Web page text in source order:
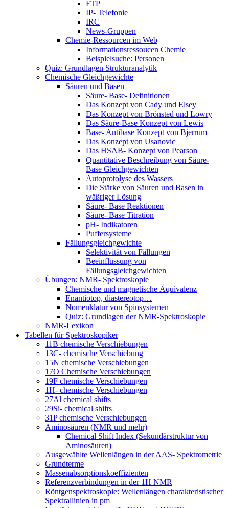
FTP
IP- Telefonie
IRC
News-Gruppen
Chemie-Ressourcen im Web
Informationsressoucen Chemie
Beispielsuche: Personen
Quiz: Grundlagen Strukturanalytik
Chemische Gleichgewichte
Säuren und Basen
Säure- Base- Definitionen
Das Konzept von Cady und Elsey
Das Konzept von Brönsted und Lowry
Das Säure-Base Konzept von Lewis
Base- Antibase Konzept von Bjerrum
Das Konzept von Usanovic
Das HSAB- Konzept von Pearson
Quantitative Beschreibung von Säure-
Base Gleichgewichten
Autoprotolyse des Wassers
Die Stärke von Säuren und Basen in
wäßriger Lösung
Säure- Base Reaktionen
Säure- Base Titration
pH- Indikatoren
Puffersysteme
Fällungsgleichgewichte
Selektivität von Fällungen
Beeinflussung von
Fällungsgleichgewichten
Übungen: NMR- Spektroskopie
Chemische und magnetische Äquivalenz
Enantiotop, diastereotop…
Nomenklatur von Spinsystemen
Quiz: Grundlagen der NMR-Spektroskopie
NMR-Lexikon
Tabellen für Spektroskopiker
11B chemische Verschiebungen
13C- chemische Verschiebung
15N chemische Verschiebungen
17O Chemische Verschiebungen
19F chemische Verschiebungen
1H- chemische Verschiebungen
27Al chemical shifts
29Si- chemical shifts
31P chemische Verschiebungen
Aminosäuren (NMR und mehr)
Chemical Shift Index (Sekundärstruktur von
Aminosäuren)
Ausgewählte Wellenlängen in der AAS- Spektrometrie
Grundterme
Massenabsorptionskoeffizienten
Referenzverbindungen in der 1H NMR
Röntgenspektroskopie: Wellenlängen charakteristischer
Spektrallinien in pm